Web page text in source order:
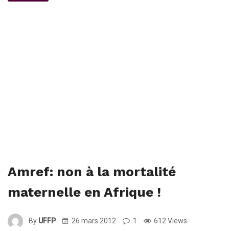
Amref: non à la mortalité
maternelle en Afrique !
By UFFP 26 mars 2012 1 612 Views